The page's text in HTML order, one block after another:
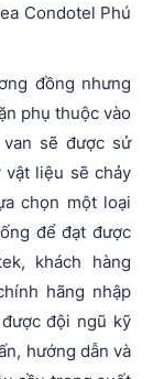
Condotel Phú
đồng nhưng
phụ thuộc vào
sẽ được sử
liệu sẽ chảy
chọn một loại
để đạt được
khách hàng
hãng nhập
đội ngũ kỹ
hướng dẫn và